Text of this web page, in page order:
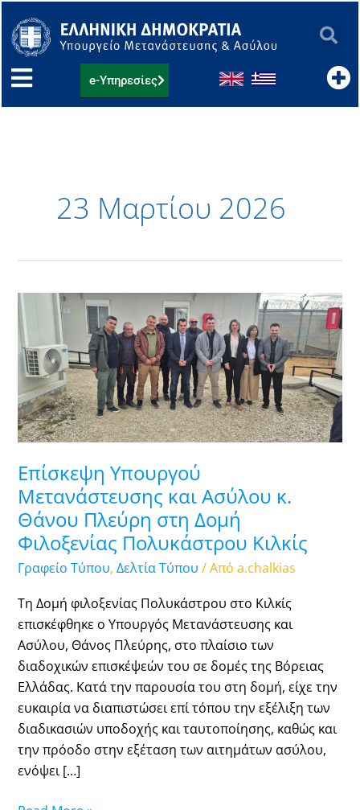
στο
περιεχόμενο
e-Υπηρεσίες
23 Μαρτίου 2026
Επίσκεψη Υπουργού
Μετανάστευσης και Ασύλου κ.
Θάνου Πλεύρη στη Δομή
Φιλοξενίας Πολυκάστρου Κιλκίς
Γραφείο Τύπου, Δελτία Τύπου / Από a.chalkias
Τη Δομή φιλοξενίας Πολυκάστρου στο Κιλκίς
επισκέφθηκε ο Υπουργός Μετανάστευσης και
Ασύλου, Θάνος Πλεύρης, στο πλαίσιο των
διαδοχικών επισκέψεών του σε δομές της Βόρειας
Ελλάδας. Κατά την παρουσία του στη δομή, είχε την
ευκαιρία να διαπιστώσει επί τόπου την εξέλιξη των
διαδικασιών υποδοχής και ταυτοποίησης, καθώς και
την πρόοδο στην εξέταση των αιτημάτων ασύλου,
ενόψει […]
Επίσκεψη
Υπουργού
Μετανάστευσης
και
Ασύλου
κ.
Θάνου
Πλεύρη
στη
Δομή
Φιλοξενίας
Πολυκάστρου
Κιλκίς